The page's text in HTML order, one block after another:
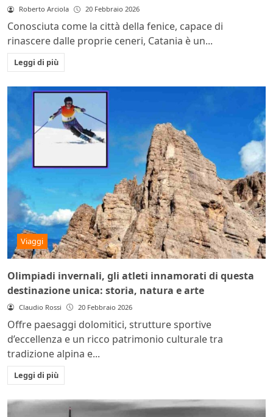
Roberto Arciola 20 Febbraio 2026
Conosciuta come la città della fenice, capace di
rinascere dalle proprie ceneri, Catania è un...
Leggi di più
Viaggi
Olimpiadi invernali, gli atleti innamorati di questa
destinazione unica: storia, natura e arte
Claudio Rossi 20 Febbraio 2026
Offre paesaggi dolomitici, strutture sportive
d’eccellenza e un ricco patrimonio culturale tra
tradizione alpina e...
Leggi di più